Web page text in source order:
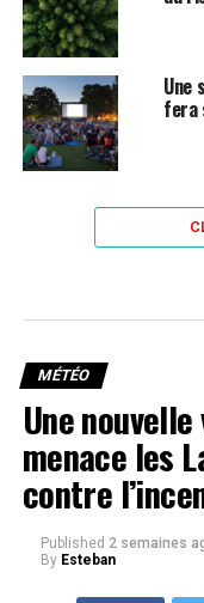
Une
fera
MÉTÉO
Une
menace les
contre
Published 2 semaines
By Esteban